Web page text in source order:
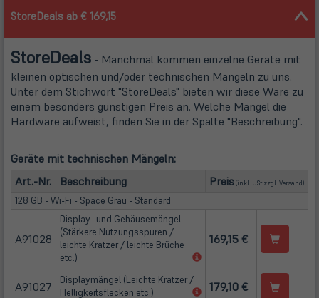
StoreDeals ab € 169,15
StoreDeals - Manchmal kommen einzelne Geräte mit
kleinen optischen und/oder technischen Mängeln zu uns.
Unter dem Stichwort "StoreDeals" bieten wir diese Ware zu
einem besonders günstigen Preis an. Welche Mängel die
Hardware aufweist, finden Sie in der Spalte "Beschreibung".
Geräte mit technischen Mängeln:
Art.-Nr.
Beschreibung Preis(inkl. USt zzgl. Versand)
128 GB - Wi-Fi - Space Grau - Standard
A91028
Display- und Gehäusemängel
(Stärkere Nutzungsspuren /
leichte Kratzer / leichte Brüche
etc.)
(öffnet
neuem
Tab)
169,15 €
A91027
Displaymängel (Leichte Kratzer /
Helligkeitsflecken etc.)
(öffnet
179,10 €